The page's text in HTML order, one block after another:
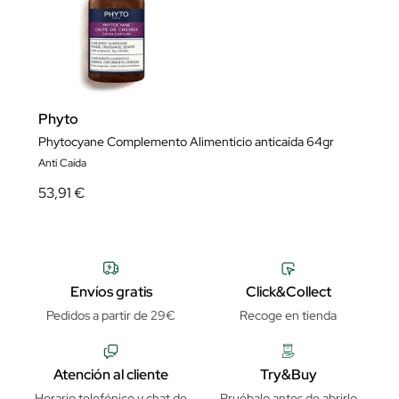
Phyto
Phytocyane Complemento Alimenticio anticaída 64gr
Anti Caída
53,91 €
Envíos gratis
Pedidos a partir de 29€
Click&Collect
Recoge en tienda
Atención al cliente Try&Buy